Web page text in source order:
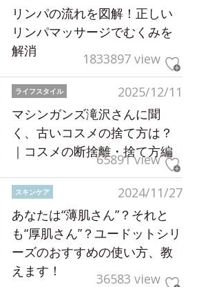
リンパの流れを図解！正しい
リンパマッサージでむくみを
解消
1833897 view
2025/12/11
ライフスタイル
マシンガンズ滝沢さんに聞
く、古いコスメの捨て方は？
｜コスメの断捨離・捨て方編
65891 view
2024/11/27
スキンケア
あなたは“薄肌さん”？それと
も“厚肌さん”？ユードットシリ
ーズのおすすめの使い方、教
えます！
36583 view